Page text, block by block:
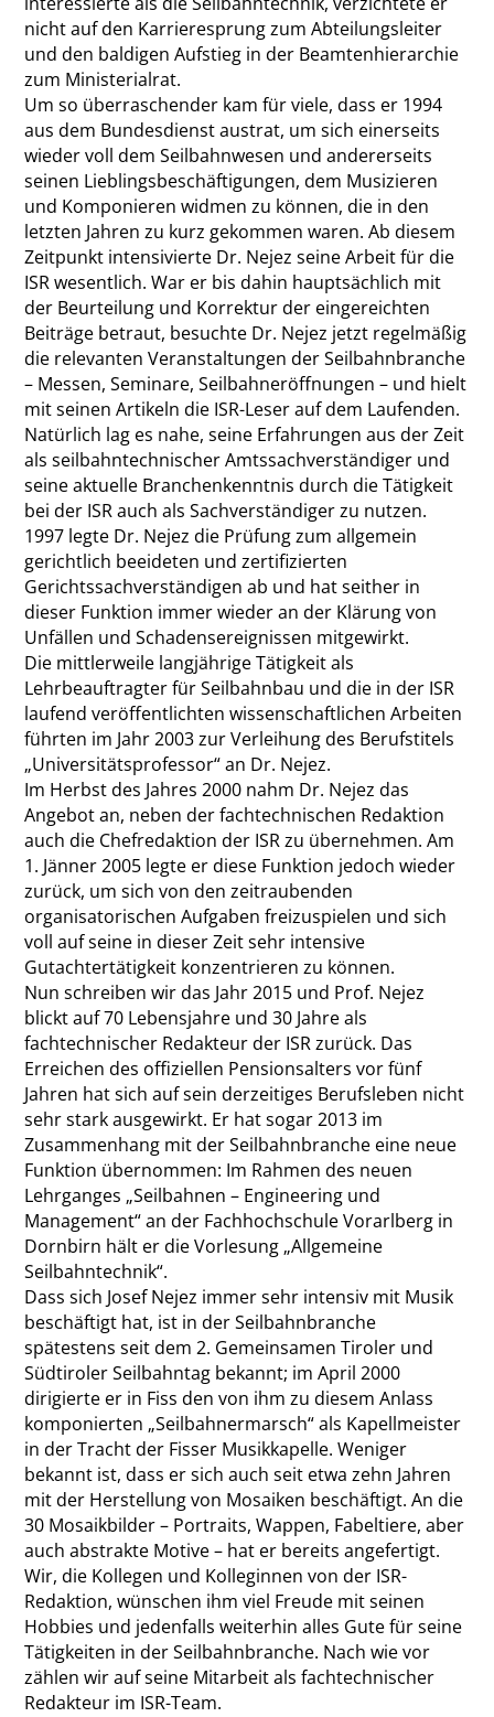
nicht auf den Karrieresprung zum Abteilungsleiter
und den baldigen Aufstieg in der Beamtenhierarchie
zum Ministerialrat.
Um so überraschender kam für viele, dass er 1994
aus dem Bundesdienst austrat, um sich einerseits
wieder voll dem Seilbahnwesen und andererseits
seinen Lieblingsbeschäftigungen, dem Musizieren
und Komponieren widmen zu können, die in den
letzten Jahren zu kurz gekommen waren. Ab diesem
Zeitpunkt intensivierte Dr. Nejez seine Arbeit für die
ISR wesentlich. War er bis dahin hauptsächlich mit
der Beurteilung und Korrektur der eingereichten
Beiträge betraut, besuchte Dr. Nejez jetzt regelmäßig
die relevanten Veranstaltungen der Seilbahnbranche
– Messen, Seminare, Seilbahneröffnungen – und hielt
mit seinen Artikeln die ISR-Leser auf dem Laufenden.
Natürlich lag es nahe, seine Erfahrungen aus der Zeit
als seilbahntechnischer Amtssachverständiger und
seine aktuelle Branchenkenntnis durch die Tätigkeit
bei der ISR auch als Sachverständiger zu nutzen.
1997 legte Dr. Nejez die Prüfung zum allgemein
gerichtlich beeideten und zertifizierten
Gerichtssachverständigen ab und hat seither in
dieser Funktion immer wieder an der Klärung von
Unfällen und Schadensereignissen mitgewirkt.
Die mittlerweile langjährige Tätigkeit als
Lehrbeauftragter für Seilbahnbau und die in der ISR
laufend veröffentlichten wissenschaftlichen Arbeiten
führten im Jahr 2003 zur Verleihung des Berufstitels
„Universitätsprofessor“ an Dr. Nejez.
Im Herbst des Jahres 2000 nahm Dr. Nejez das
Angebot an, neben der fachtechnischen Redaktion
auch die Chefredaktion der ISR zu übernehmen. Am
1. Jänner 2005 legte er diese Funktion jedoch wieder
zurück, um sich von den zeitraubenden
organisatorischen Aufgaben freizuspielen und sich
voll auf seine in dieser Zeit sehr intensive
Gutachtertätigkeit konzentrieren zu können.
Nun schreiben wir das Jahr 2015 und Prof. Nejez
blickt auf 70 Lebensjahre und 30 Jahre als
fachtechnischer Redakteur der ISR zurück. Das
Erreichen des offiziellen Pensionsalters vor fünf
Jahren hat sich auf sein derzeitiges Berufsleben nicht
sehr stark ausgewirkt. Er hat sogar 2013 im
Zusammenhang mit der Seilbahnbranche eine neue
Funktion übernommen: Im Rahmen des neuen
Lehrganges „Seilbahnen – Engineering und
Management“ an der Fachhochschule Vorarlberg in
Dornbirn hält er die Vorlesung „Allgemeine
Seilbahntechnik“.
Dass sich Josef Nejez immer sehr intensiv mit Musik
beschäftigt hat, ist in der Seilbahnbranche
spätestens seit dem 2. Gemeinsamen Tiroler und
Südtiroler Seilbahntag bekannt; im April 2000
dirigierte er in Fiss den von ihm zu diesem Anlass
komponierten „Seilbahnermarsch“ als Kapellmeister
in der Tracht der Fisser Musikkapelle. Weniger
bekannt ist, dass er sich auch seit etwa zehn Jahren
mit der Herstellung von Mosaiken beschäftigt. An die
30 Mosaikbilder – Portraits, Wappen, Fabeltiere, aber
auch abstrakte Motive – hat er bereits angefertigt.
Wir, die Kollegen und Kolleginnen von der ISR-
Redaktion, wünschen ihm viel Freude mit seinen
Hobbies und jedenfalls weiterhin alles Gute für seine
Tätigkeiten in der Seilbahnbranche. Nach wie vor
zählen wir auf seine Mitarbeit als fachtechnischer
Redakteur im ISR-Team.